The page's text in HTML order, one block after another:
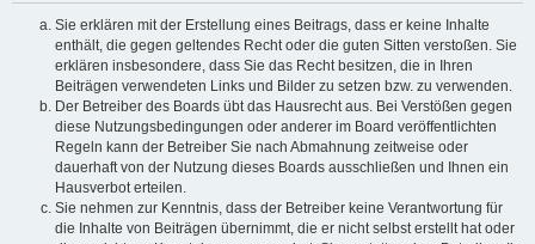
Sie erklären mit der Erstellung eines Beitrags, dass er keine Inhalte
enthält, die gegen geltendes Recht oder die guten Sitten verstoßen. Sie
erklären insbesondere, dass Sie das Recht besitzen, die in Ihren
Beiträgen verwendeten Links und Bilder zu setzen bzw. zu verwenden.
Der Betreiber des Boards übt das Hausrecht aus. Bei Verstößen gegen
diese Nutzungsbedingungen oder anderer im Board veröffentlichten
Regeln kann der Betreiber Sie nach Abmahnung zeitweise oder
dauerhaft von der Nutzung dieses Boards ausschließen und Ihnen ein
Hausverbot erteilen.
Sie nehmen zur Kenntnis, dass der Betreiber keine Verantwortung für
die Inhalte von Beiträgen übernimmt, die er nicht selbst erstellt hat oder